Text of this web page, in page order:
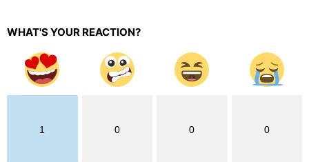
WHAT'S YOUR REACTION?
1 0 0 0